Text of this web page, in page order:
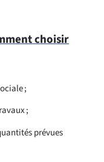
choisir
;
;
prévues